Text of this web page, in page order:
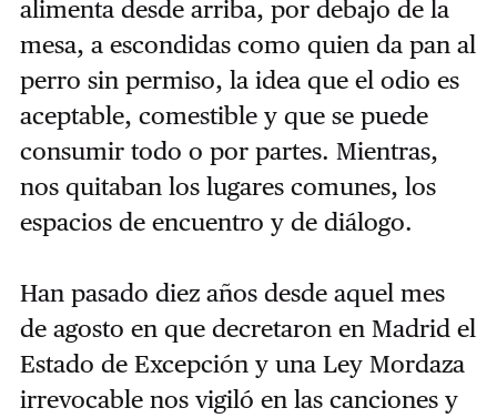
alimenta desde arriba, por debajo de la
mesa, a escondidas como quien da pan al
perro sin permiso, la idea que el odio es
aceptable, comestible y que se puede
consumir todo o por partes. Mientras,
nos quitaban los lugares comunes, los
espacios de encuentro y de diálogo.
Han pasado diez años desde aquel mes
de agosto en que decretaron en Madrid el
Estado de Excepción y una Ley Mordaza
irrevocable nos vigiló en las canciones y